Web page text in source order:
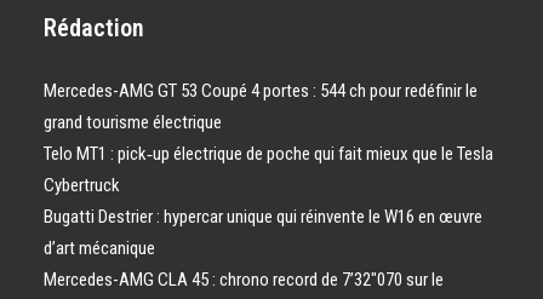
Rédaction
Mercedes-AMG GT 53 Coupé 4 portes : 544 ch pour redéfinir le
grand tourisme électrique
Telo MT1 : pick‑up électrique de poche qui fait mieux que le Tesla
Cybertruck
Bugatti Destrier : hypercar unique qui réinvente le W16 en œuvre
d’art mécanique
Mercedes-AMG CLA 45 : chrono record de 7’32″070 sur le